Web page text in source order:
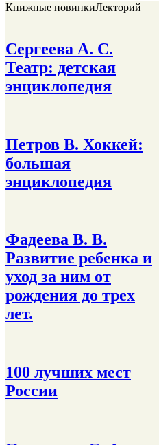
Книжные новинкиЛекторий
Сергеева А. С.
Театр: детская
энциклопедия
Петров В. Хоккей:
большая
энциклопедия
Фадеева В. В.
Развитие ребенка и
уход за ним от
рождения до трех
лет.
100 лучших мест
России